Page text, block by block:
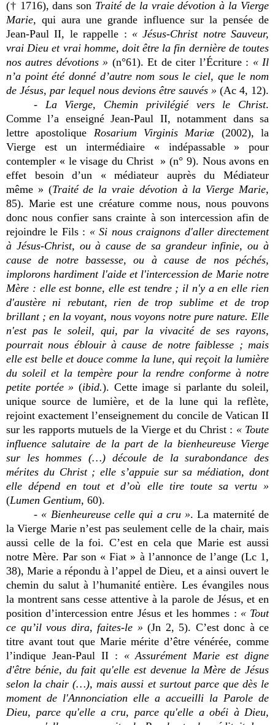
(† 1716), dans son Traité de la vraie dévotion à la Vierge
Marie, qui aura une grande influence sur la pensée de
Jean-Paul II, le rappelle : « Jésus-Christ notre Sauveur,
vrai Dieu et vrai homme, doit être la fin dernière de toutes
nos autres dévotions » (n°61). Et de citer l’Écriture : « Il
n’a point été donné d’autre nom sous le ciel, que le nom
de Jésus, par lequel nous devions être sauvés » (Ac 4, 12).
- La Vierge, Chemin privilégié vers le Christ.
Comme l’a enseigné Jean-Paul II, notamment dans sa
lettre apostolique Rosarium Virginis Mariæ (2002), la
Vierge est un intermédiaire « indépassable » pour
contempler « le visage du Christ » (n° 9). Nous avons en
effet besoin d’un « médiateur auprès du Médiateur
même » (Traité de la vraie dévotion à la Vierge Marie,
85). Marie est une créature comme nous, nous pouvons
donc nous confier sans crainte à son intercession afin de
rejoindre le Fils : « Si nous craignons d'aller directement
à Jésus-Christ, ou à cause de sa grandeur infinie, ou à
cause de notre bassesse, ou à cause de nos péchés,
implorons hardiment l'aide et l'intercession de Marie notre
Mère : elle est bonne, elle est tendre ; il n'y a en elle rien
d'austère ni rebutant, rien de trop sublime et de trop
brillant ; en la voyant, nous voyons notre pure nature. Elle
n'est pas le soleil, qui, par la vivacité de ses rayons,
pourrait nous éblouir à cause de notre faiblesse ; mais
elle est belle et douce comme la lune, qui reçoit la lumière
du soleil et la tempère pour la rendre conforme à notre
petite portée » (ibid.). Cette image si parlante du soleil,
unique source de lumière, et de la lune qui la reflète,
rejoint exactement l’enseignement du concile de Vatican II
sur les rapports mutuels de la Vierge et du Christ : « Toute
influence salutaire de la part de la bienheureuse Vierge
sur les hommes (…) découle de la surabondance des
mérites du Christ ; elle s’appuie sur sa médiation, dont
elle dépend en tout et d’où elle tire toute sa vertu »
(Lumen Gentium, 60).
- « Bienheureuse celle qui a cru ». La maternité de
la Vierge Marie n’est pas seulement celle de la chair, mais
aussi celle de la foi. C’est en cela que Marie est aussi
notre Mère. Par son « Fiat » à l’annonce de l’ange (Lc 1,
38), Marie a répondu à l’appel de Dieu, et a ainsi ouvert le
chemin du salut à l’humanité entière. Les évangiles nous
la montrent sans cesse attentive à la parole de Jésus, et en
position d’intercession entre Jésus et les hommes : « Tout
ce qu’il vous dira, faites-le » (Jn 2, 5). C’est donc à ce
titre avant tout que Marie mérite d’être vénérée, comme
l’indique Jean-Paul II : « Assurément Marie est digne
d'être bénie, du fait qu'elle est devenue la Mère de Jésus
selon la chair (…), mais aussi et surtout parce que dès le
moment de l'Annonciation elle a accueilli la Parole de
Dieu, parce qu'elle a cru, parce qu'elle a obéi à Dieu,